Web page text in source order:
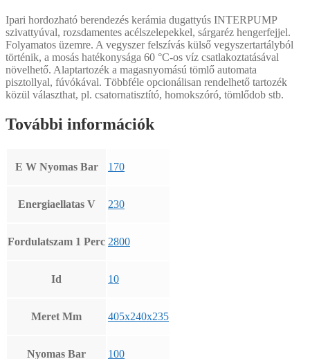
Ipari hordozható berendezés kerámia dugattyús INTERPUMP
szivattyúval, rozsdamentes acélszelepekkel, sárgaréz hengerfejjel.
Folyamatos üzemre. A vegyszer felszívás külső vegyszertartályból
történik, a mosás hatékonysága 60 °C-os víz csatlakoztatásával
növelhető. Alaptartozék a magasnyomású tömlő automata
pisztollyal, fúvókával. Többféle opcionálisan rendelhető tartozék
közül választhat, pl. csatornatisztító, homokszóró, tömlődob stb.
További információk
E W Nyomas Bar 170
Energiaellatas V 230
Fordulatszam 1 Perc 2800
Id 10
Meret Mm 405x240x235
Nyomas Bar 100